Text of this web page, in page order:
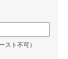
スト不可）